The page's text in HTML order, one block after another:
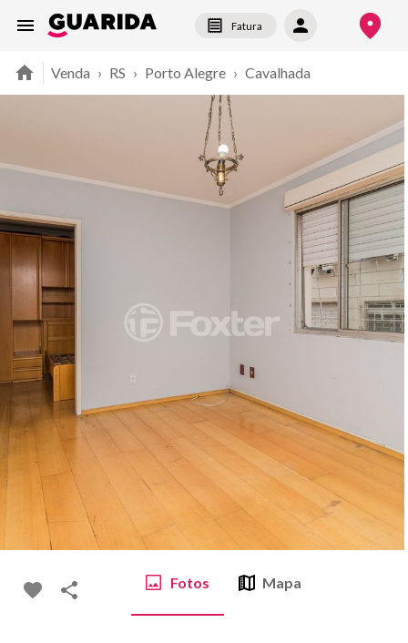
Fatura
Venda › RS › Porto Alegre › Cavalhada
Fotos Mapa